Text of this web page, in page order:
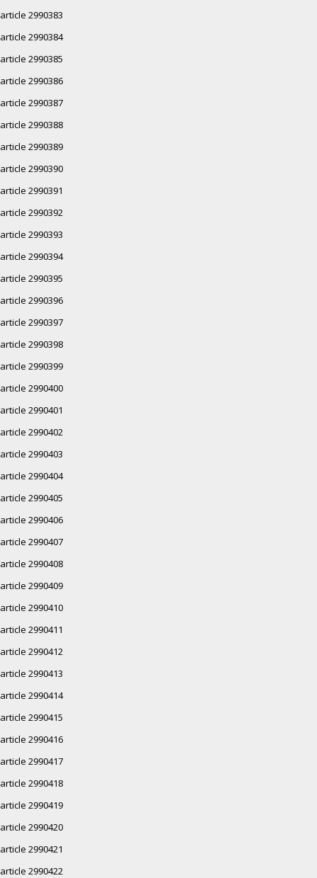
article 2990383
article 2990384
article 2990385
article 2990386
article 2990387
article 2990388
article 2990389
article 2990390
article 2990391
article 2990392
article 2990393
article 2990394
article 2990395
article 2990396
article 2990397
article 2990398
article 2990399
article 2990400
article 2990401
article 2990402
article 2990403
article 2990404
article 2990405
article 2990406
article 2990407
article 2990408
article 2990409
article 2990410
article 2990411
article 2990412
article 2990413
article 2990414
article 2990415
article 2990416
article 2990417
article 2990418
article 2990419
article 2990420
article 2990421
article 2990422